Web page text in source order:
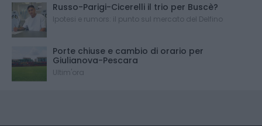
Russo-Parigi-Cicerelli il trio per Buscè?
Ipotesi e rumors: il punto sul mercato del Delfino
Porte chiuse e cambio di orario per
Giulianova-Pescara
Ultim'ora